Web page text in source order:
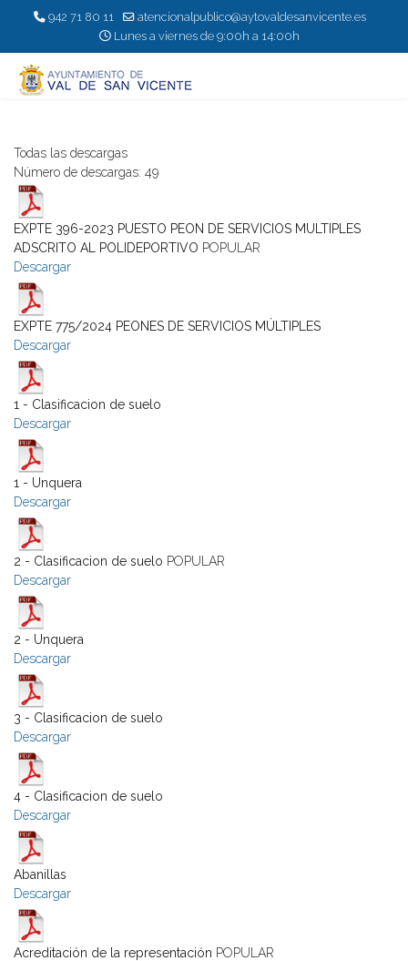
942 71 80 11
atencionalpublico@aytovaldesanvicente.es
Lunes a viernes de 9:00h a 14:00h
Todas las descargas
Número de descargas: 49
EXPTE 396-2023 PUESTO PEON DE SERVICIOS MULTIPLES
ADSCRITO AL POLIDEPORTIVO POPULAR
Descargar
EXPTE 775/2024 PEONES DE SERVICIOS MÚLTIPLES
Descargar
1 - Clasificacion de suelo
Descargar
1 - Unquera
Descargar
2 - Clasificacion de suelo POPULAR
Descargar
2 - Unquera
Descargar
3 - Clasificacion de suelo
Descargar
4 - Clasificacion de suelo
Descargar
Abanillas
Descargar
Acreditación de la representación POPULAR